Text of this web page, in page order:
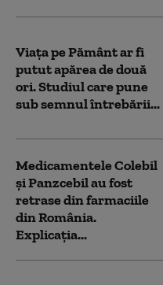
Viața pe Pământ ar fi
putut apărea de două
ori. Studiul care pune
sub semnul întrebării...
Medicamentele Colebil
și Panzcebil au fost
retrase din farmaciile
din România.
Explicația...